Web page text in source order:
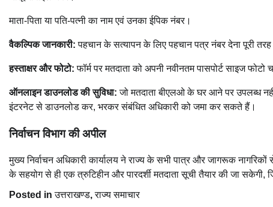
माता-पिता या पति-पत्नी का नाम एवं उनका ईपिक नंबर।
वैकल्पिक जानकारी: पहचान के सत्यापन के लिए पहचान पत्र नंबर देना पूरी
हस्ताक्षर और फोटो: फॉर्म पर मतदाता को अपनी नवीनतम पासपोर्ट साइज फोटो
ऑनलाइन डाउनलोड की सुविधा: जो मतदाता बीएलओ के घर आने पर उपलब्ध
इंटरनेट से डाउनलोड कर, भरकर संबंधित अधिकारी को जमा कर सकते हैं।
निर्वाचन विभाग की अपील
मुख्य निर्वाचन अधिकारी कार्यालय ने राज्य के सभी पात्र और जागरूक
के सहयोग से ही एक त्रुटिहीन और पारदर्शी मतदाता सूची तैयार की जा
Posted inउत्तराखण्ड,राज्य समाचार